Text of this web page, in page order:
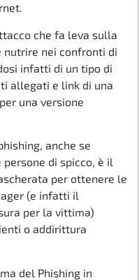
che fa leva sulla
nutrire nei confronti di
infatti di un tipo di
allegati e link di una
una versione
anche se
di spicco, è il
per ottenere le
(e infatti il
per la vittima)
o addirittura
del Phishing in